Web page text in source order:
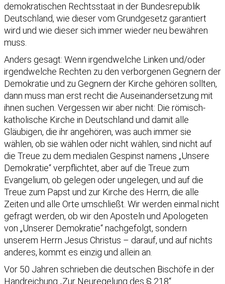
demokratischen Rechtsstaat in der Bundesrepublik
Deutschland, wie dieser vom Grundgesetz garantiert
wird und wie dieser sich immer wieder neu bewähren
muss.
Anders gesagt: Wenn irgendwelche Linken und/oder
irgendwelche Rechten zu den verborgenen Gegnern der
Demokratie und zu Gegnern der Kirche gehören sollten,
dann muss man erst recht die Auseinandersetzung mit
ihnen suchen. Vergessen wir aber nicht: Die römisch-
katholische Kirche in Deutschland und damit alle
Gläubigen, die ihr angehören, was auch immer sie
wählen, ob sie wählen oder nicht wählen, sind nicht auf
die Treue zu dem medialen Gespinst namens „Unsere
Demokratie“ verpflichtet, aber auf die Treue zum
Evangelium, ob gelegen oder ungelegen, und auf die
Treue zum Papst und zur Kirche des Herrn, die alle
Zeiten und alle Orte umschließt. Wir werden einmal nicht
gefragt werden, ob wir den Aposteln und Apologeten
von „Unserer Demokratie“ nachgefolgt, sondern
unserem Herrn Jesus Christus – darauf, und auf nichts
anderes, kommt es einzig und allein an.
Vor 50 Jahren schrieben die deutschen Bischöfe in der
Handreichung „Zur Neuregelung des § 218“